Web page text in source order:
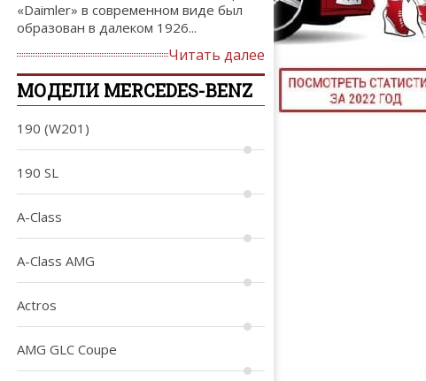
ТЮНИНГ
«Daimler» в современном виде был
образован в далеком 1926...
Читать далее
МОДЕЛИ MERCEDES-BENZ
190 (W201)
190 SL
A-Class
A-Class AMG
Actros
AMG GLC Coupe